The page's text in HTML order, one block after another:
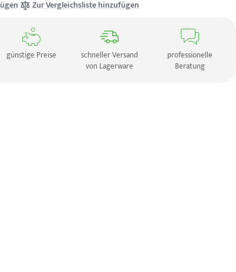
Zur Vergleichsliste hinzufügen
günstige Preise
schneller Versand
von Lagerware
professionelle
Beratung